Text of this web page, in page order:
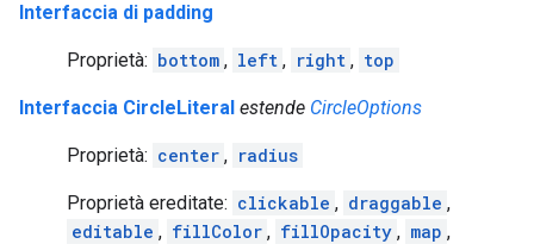
Interfaccia di padding
Proprietà: bottom , left , right , top
Interfaccia CircleLiteral estende CircleOptions
Proprietà: center , radius
Proprietà ereditate: clickable , draggable ,
editable , fillColor , fillOpacity , map ,